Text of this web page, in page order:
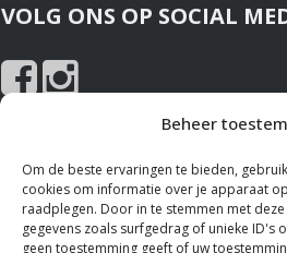
Beheer
Om de beste ervaringen te bieden,
cookies om informatie over je apparaat
raadplegen. Door in te stemmen met
gegevens zoals surfgedrag of unieke ID's
geen toestemming geeft of uw
VOLG ONS OP SOCIAL
NIEUWS EN SPONSOREN
Nieuws
Sponsoren